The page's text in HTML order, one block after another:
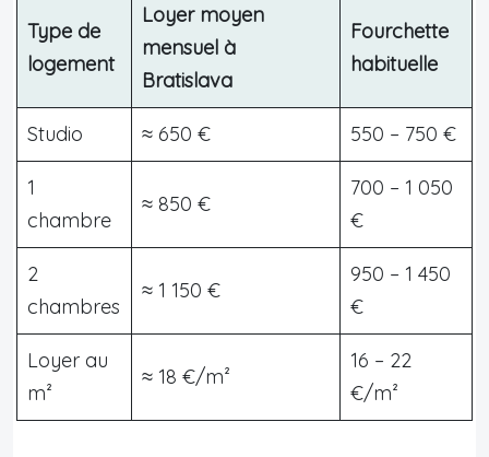
Type de
logement
Loyer moyen
mensuel à
Bratislava
Fourchette
habituelle
Studio ≈ 650 € 550 – 750 €
1
chambre
≈ 850 €
700 – 1 050
€
2
chambres
≈ 1 150 €
950 – 1 450
€
Loyer au
m²
≈ 18 €/m²
16 – 22
€/m²